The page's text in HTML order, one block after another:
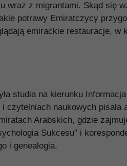
wraz z migrantami. Skąd się
potrawy Emiratczycy
emirackie restauracje,
studia na kierunku
naukowych pisała
Arabskich, gdzie
Sukcesu” i
i genealogia.